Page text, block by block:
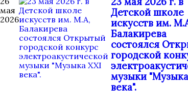
мая
2026
Детской школе
искусств им.
Балакирева
состоялся
городской
музыки
века".